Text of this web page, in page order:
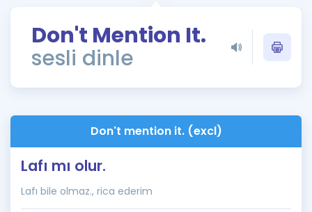
ÖSYM Sınav Takvimi
Kampanyalar
İngilizce Gramer
Don't Mention It.
sesli dinle
Don't mention it. (excl)
Lafı mı olur.
Lafı bile olmaz., rica ederim